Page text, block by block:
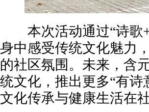
本次活动通过“诗歌+
身中感受传统文化魅力
的社区氛围。未来，含
统文化，推出更多“有
文化传承与健康生活在